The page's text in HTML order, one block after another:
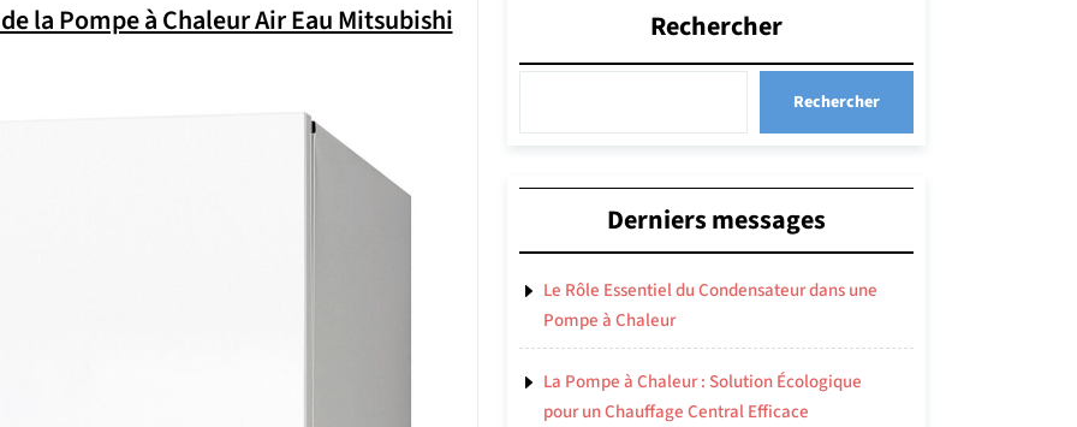
la Pompe à Chaleur Air Eau Mitsubishi Rechercher
Rechercher
Derniers messages
Le Rôle Essentiel du Condensateur dans une
Pompe à Chaleur
La Pompe à Chaleur : Solution Écologique
pour un Chauffage Central Efficace